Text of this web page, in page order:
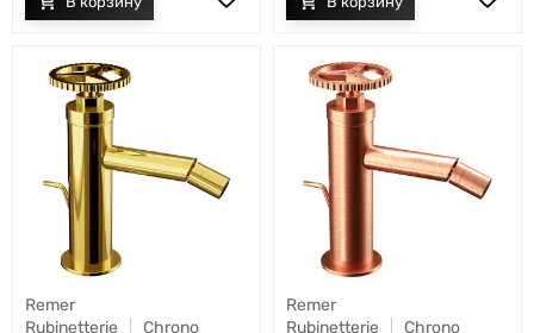
Remer
Rubinetterie
Chrono
Remer
Rubinetterie
Chrono